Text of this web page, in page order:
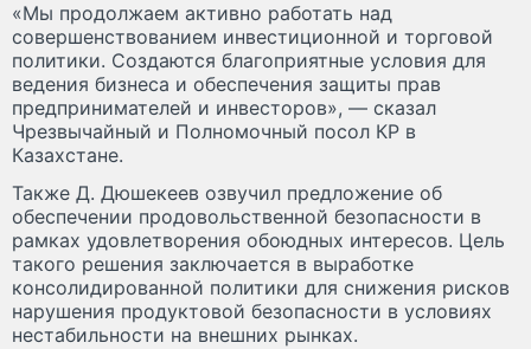
«Мы продолжаем активно работать над
совершенствованием инвестиционной и торговой
политики. Создаются благоприятные условия для
ведения бизнеса и обеспечения защиты прав
предпринимателей и инвесторов», — сказал
Чрезвычайный и Полномочный посол КР в
Казахстане.
Также Д. Дюшекеев озвучил предложение об
обеспечении продовольственной безопасности в
рамках удовлетворения обоюдных интересов. Цель
такого решения заключается в выработке
консолидированной политики для снижения рисков
нарушения продуктовой безопасности в условиях
нестабильности на внешних рынках.